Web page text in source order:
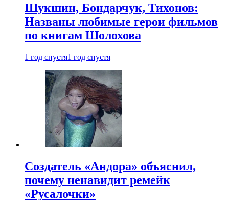
Шукшин, Бондарчук, Тихонов:
Названы любимые герои фильмов
по книгам Шолохова
1 год спустя1 год спустя
Создатель «Андора» объяснил,
почему ненавидит ремейк
«Русалочки»